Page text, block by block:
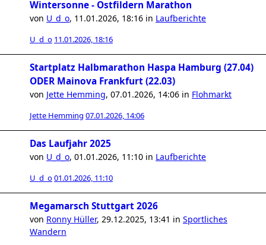
Wintersonne - Ostfildern Marathon
von U_d_o, 11.01.2026, 18:16 in Laufberichte
U_d_o 11.01.2026, 18:16
Startplatz Halbmarathon Haspa Hamburg (27.04)
ODER Mainova Frankfurt (22.03)
von Jette Hemming, 07.01.2026, 14:06 in Flohmarkt
Jette Hemming 07.01.2026, 14:06
Das Laufjahr 2025
von U_d_o, 01.01.2026, 11:10 in Laufberichte
U_d_o01.01.2026, 11:10
Megamarsch Stuttgart 2026
von Ronny Hüller, 29.12.2025, 13:41 in Sportliches
Wandern